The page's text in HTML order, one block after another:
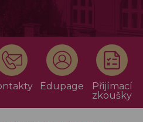
Edupage
Přijímací
zkoušky